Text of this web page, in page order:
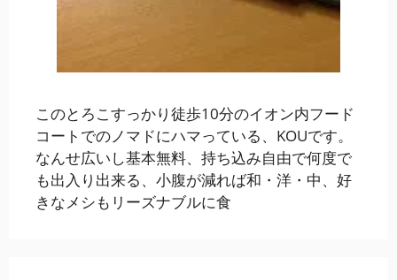
このとろこすっかり徒歩10分のイオン内フード
コートでのノマドにハマっている、KOUです。
なんせ広いし基本無料、持ち込み自由で何度で
も出入り出来る、小腹が減れば和・洋・中、好
きなメシもリーズナブルに食